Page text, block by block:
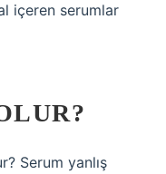
içeren serumlar
Serum yanlış